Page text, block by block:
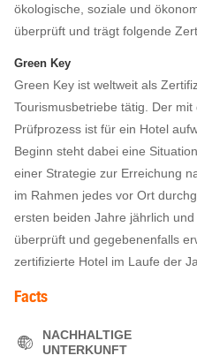
ökologische, soziale und
überprüft und trägt folgende
Green Key
Green Key ist weltweit als
Tourismusbetriebe tätig. Der
Prüfprozess ist für ein Hotel
Beginn steht dabei eine
einer Strategie zur Erreichung
im Rahmen jedes vor Ort
ersten beiden Jahre jährlich
überprüft und gegebenenfalls
zertifizierte Hotel im Laufe der
Facts
NACHHALTIGE
UNTERKUNFT